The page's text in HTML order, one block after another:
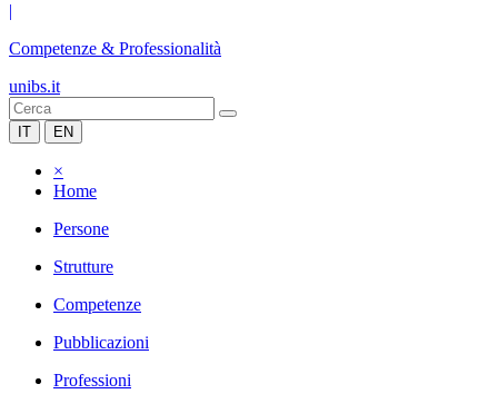
|
Competenze & Professionalità
unibs.it
IT EN
×
Home
Persone
Strutture
Competenze
Pubblicazioni
Professioni